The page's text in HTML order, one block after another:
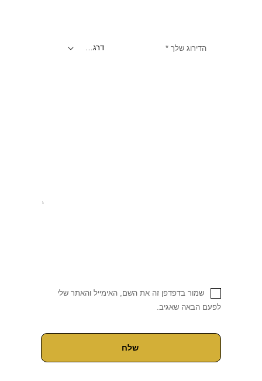
הדירוג שלך *
שמור בדפדפן זה את השם, האימייל והאתר שלי
לפעם הבאה שאגיב.